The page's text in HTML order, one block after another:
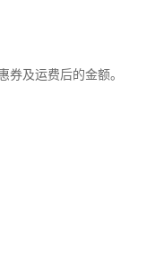
及运费后的金额。